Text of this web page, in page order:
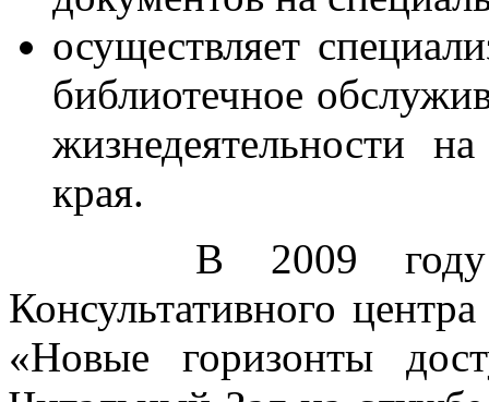
осуществляет
библиотечное
жизнедеятельности
края.
В 2009 году на
Консультативного
«Новые горизонты